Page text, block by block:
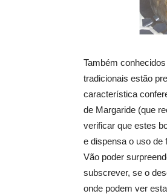
Também
tradicionais estão
característica
de Margaride (que
verificar que estes
e dispensa o uso
Vão poder
subscrever, se o
onde podem ver